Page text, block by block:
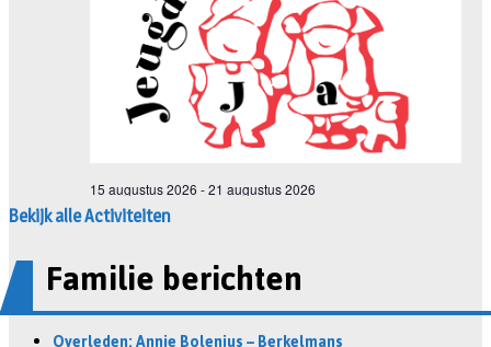
Bekijk alle Activiteiten
Familie berichten